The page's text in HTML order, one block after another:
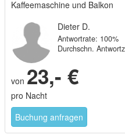
Kaffeemaschine und Balkon
Dieter D.
Antwortrate: 100%
Durchschn.
von 23,- €
pro Nacht
Buchung anfragen